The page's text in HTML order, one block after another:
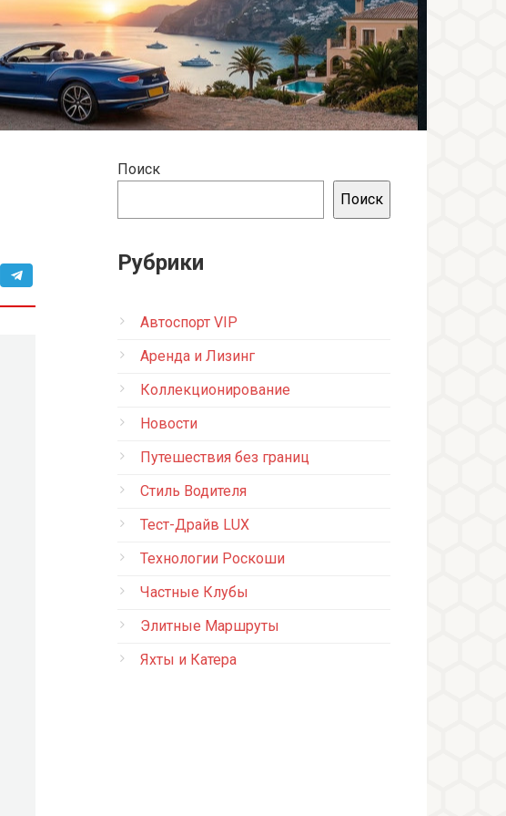
Поиск
Поиск
Рубрики
Автоспорт VIP
Аренда и Лизинг
Коллекционирование
Новости
Путешествия без границ
Стиль Водителя
Тест-Драйв LUX
Технологии Роскоши
Частные Клубы
Элитные Маршруты
Яхты и Катера